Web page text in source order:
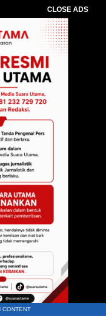
CLOSE ADS
CONTENT